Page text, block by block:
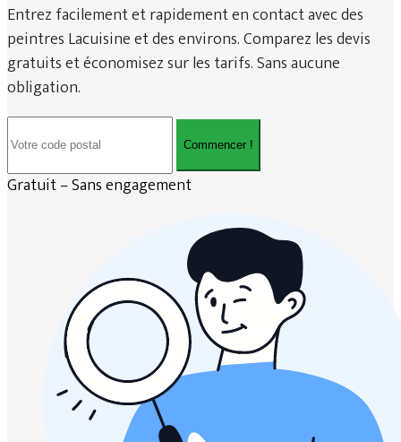
Entrez facilement et rapidement en contact avec des
peintres Lacuisine et des environs. Comparez les devis
gratuits et économisez sur les tarifs. Sans aucune
obligation.
Commencer !
Gratuit – Sans engagement